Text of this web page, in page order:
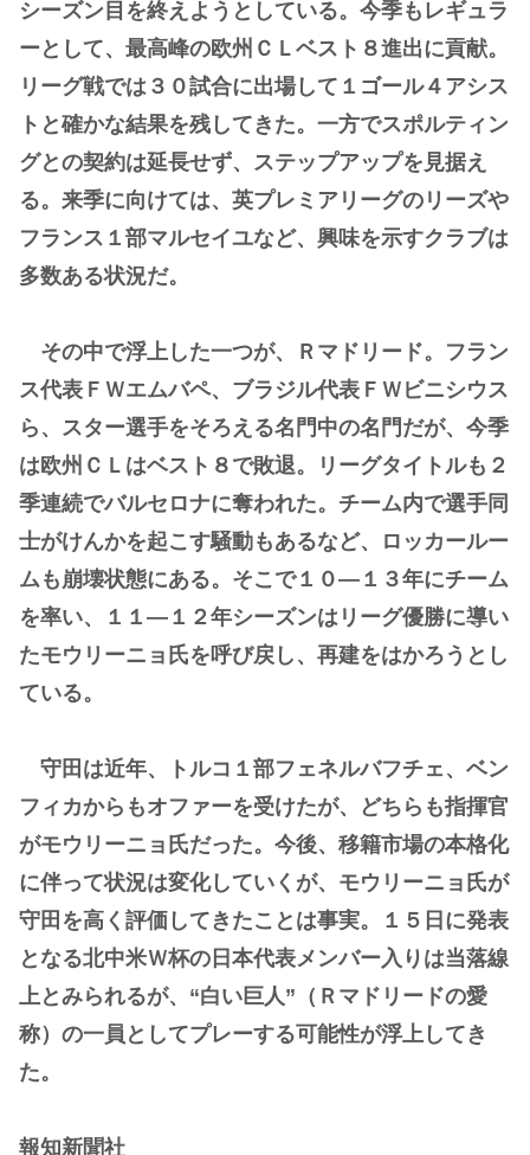
シーズン目を終えようとしている。今季もレギュラ
ーとして、最高峰の欧州ＣＬベスト８進出に貢献。
リーグ戦では３０試合に出場して１ゴール４アシス
トと確かな結果を残してきた。一方でスポルティン
グとの契約は延長せず、ステップアップを見据え
る。来季に向けては、英プレミアリーグのリーズや
フランス１部マルセイユなど、興味を示すクラブは
多数ある状況だ。
その中で浮上した一つが、Ｒマドリード。フラン
ス代表ＦＷエムバペ、ブラジル代表ＦＷビニシウス
ら、スター選手をそろえる名門中の名門だが、今季
は欧州ＣＬはベスト８で敗退。リーグタイトルも２
季連続でバルセロナに奪われた。チーム内で選手同
士がけんかを起こす騒動もあるなど、ロッカールー
ムも崩壊状態にある。そこで１０―１３年にチーム
を率い、１１―１２年シーズンはリーグ優勝に導い
たモウリーニョ氏を呼び戻し、再建をはかろうとし
ている。
守田は近年、トルコ１部フェネルバフチェ、ベン
フィカからもオファーを受けたが、どちらも指揮官
がモウリーニョ氏だった。今後、移籍市場の本格化
に伴って状況は変化していくが、モウリーニョ氏が
守田を高く評価してきたことは事実。１５日に発表
となる北中米Ｗ杯の日本代表メンバー入りは当落線
上とみられるが、“白い巨人”（Ｒマドリードの愛
称）の一員としてプレーする可能性が浮上してき
た。
報知新聞社